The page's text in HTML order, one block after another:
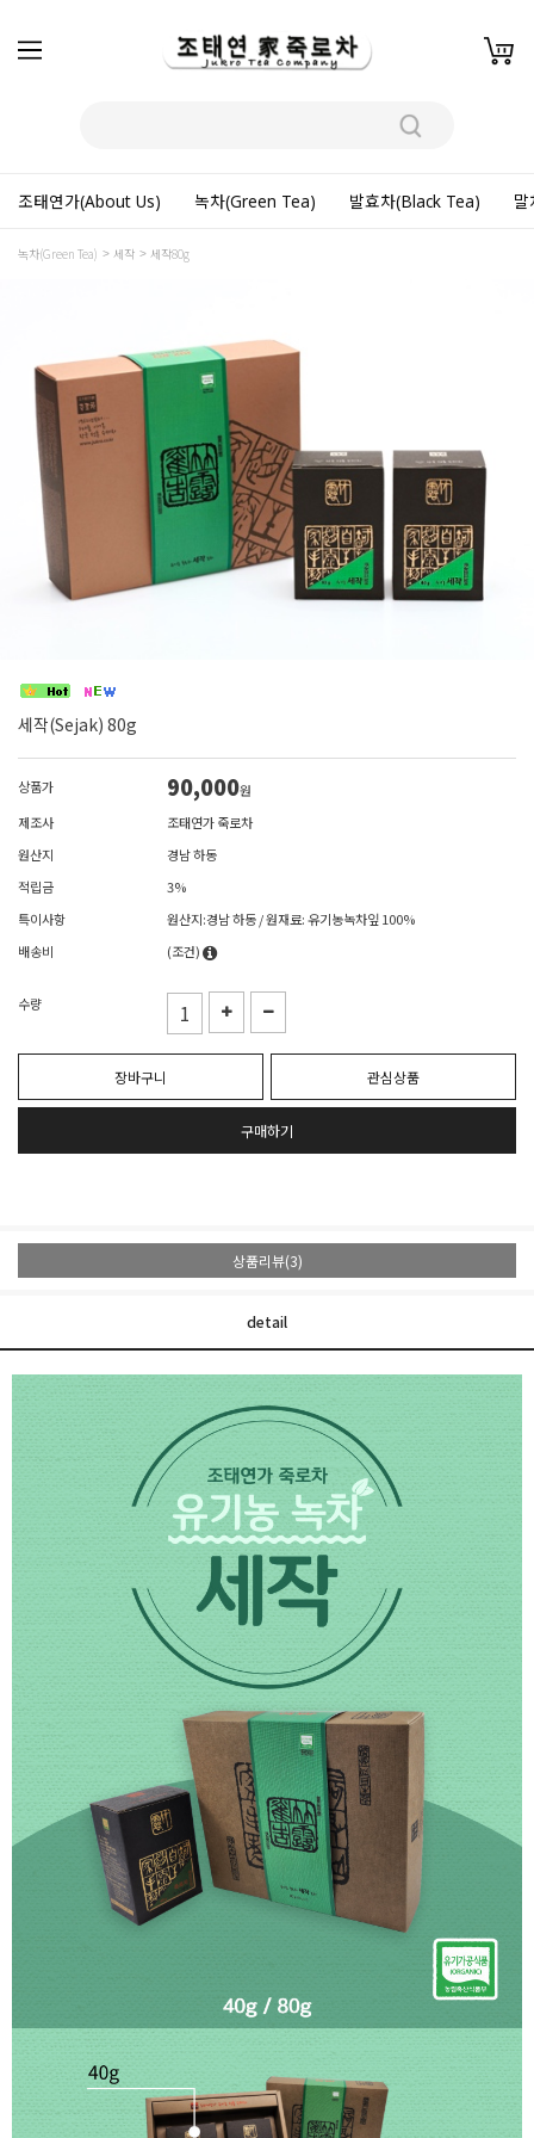
조태연가(About Us) 녹차(Green Tea) 발효차(Black Tea)
녹차(Green Tea) 세작 세작80g
세작(Sejak) 80g
상품가 90,000원
제조사
조태연가 죽로차
원산지
경남 하동
적립금
3%
특이사항
원산지:경남 하동 / 원재료: 유기농녹차잎 100%
배송비
(조건)
수량
장바구니 관심상품
구매하기
상품리뷰(3)
detail